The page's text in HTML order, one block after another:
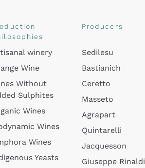
winery
Wine
Without
Sulphites
Wines
Wines
Wines
Yeasts
Producers
Sedilesu
Bastianich
Ceretto
Masseto
Agrapart
Quintarelli
Jacquesson
Giuseppe Rinaldi